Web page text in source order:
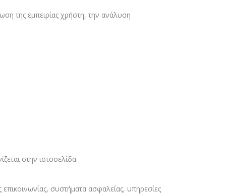
της εμπειρίας χρήστη, την ανάλυση
στην ιστοσελίδα.
συστήματα ασφαλείας, υπηρεσίες